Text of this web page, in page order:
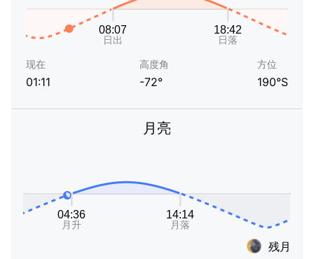
现在
01:11
高度角
-72°
方位
190°S
月亮
残月